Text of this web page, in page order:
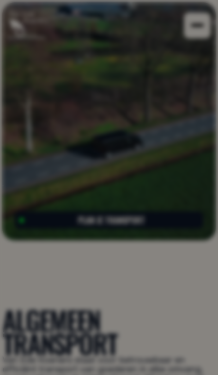
ALGEMEEN TRANSPORT
PLAN JE TRANSPORT
PLAN JE TRANSPORT
ALGEMEEN
TRANSPORT
Van Ede Koeriers staat voor betrouwbaar en
efficiënt transport van goederen in elke omvang,